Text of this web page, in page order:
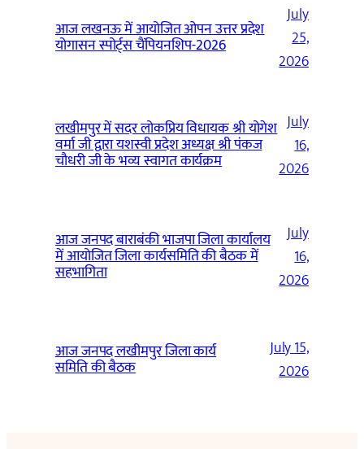
आज लखनऊ में आयोजित ओपन उत्तर प्रदेश
योगासन स्पोर्ट्स चैंपियनशिप-2026
July
25,
2026
लखीमपुर में सदर लोकप्रिय विधायक श्री योगेश
वर्मा जी द्वारा यशस्वी प्रदेश अध्यक्ष श्री पंकज
चौधरी जी के भव्य स्वागत कार्यक्रम
July
16,
2026
आज जनपद बाराबंकी भाजपा जिला कार्यालय
में आयोजित जिला कार्यसमिति की बैठक में
सहभागिता
July
16,
2026
आज जनपद लखीमपुर जिला कार्य
समिति की बैठक
July 15,
2026